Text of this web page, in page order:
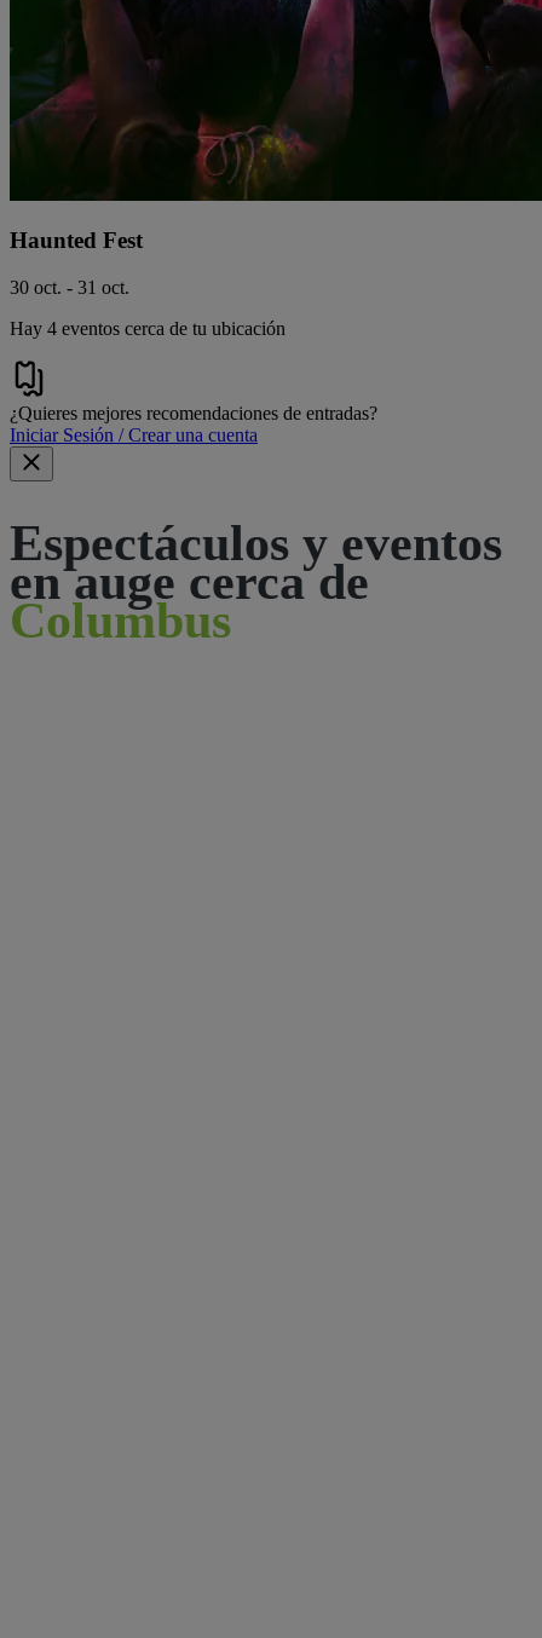
Haunted Fest
30 oct. - 31 oct.
Hay 4 eventos cerca de tu ubicación
¿Quieres mejores recomendaciones de entradas?
Iniciar Sesión / Crear una cuenta
Espectáculos y eventos
en auge cerca de
Columbus